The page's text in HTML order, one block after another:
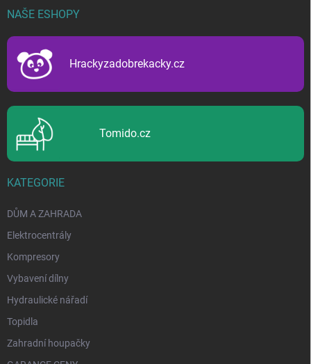
NAŠE ESHOPY
Hrackyzadobrekacky.cz
Tomido.cz
KATEGORIE
DŮM A ZAHRADA
Elektrocentrály
Kompresory
Vybavení dílny
Hydraulické nářadí
Topidla
Zahradní houpačky